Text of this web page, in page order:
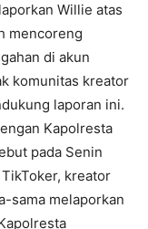
Willie atas
mencoreng
di akun
komunitas kreator
laporan ini.
Kapolresta
pada Senin
kreator
sama melaporkan